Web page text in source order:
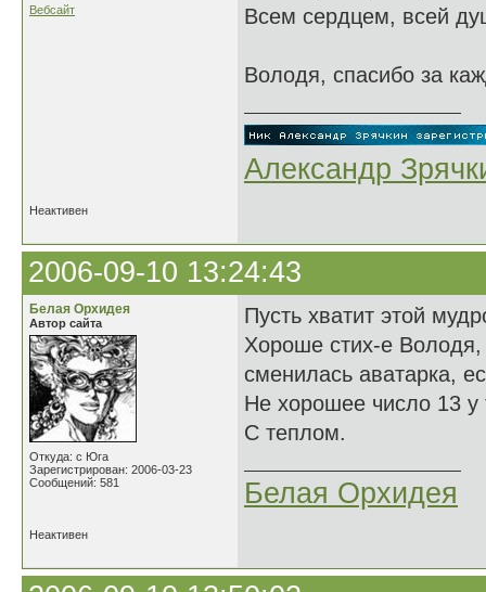
Вебсайт
Всем сердцем, всей
Володя, спасибо за
Александр
Неактивен
2006-09-10 13:24:43
Белая Орхидея
Автор сайта
Откуда: с Юга
Зарегистрирован: 2006-03-23
Сообщений: 581
Пусть хватит этой
Хороше стих-е Володя,
сменилась аватарка,
Не хорошее число 13 у
С теплом.
Белая Орхидея
Неактивен